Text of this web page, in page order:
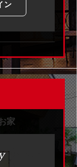
ン
家